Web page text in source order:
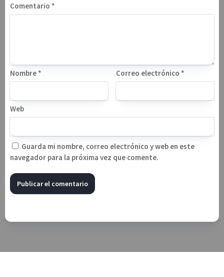
Comentario *
Nombre * Correo electrónico *
Web
Guarda mi nombre, correo electrónico y web en este
navegador para la próxima vez que comente.